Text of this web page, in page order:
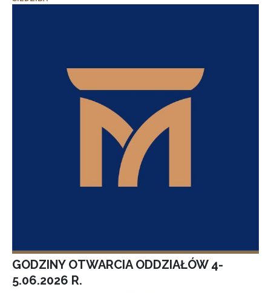
GODZINY OTWARCIA ODDZIAŁÓW 4-
5.06.2026 R.